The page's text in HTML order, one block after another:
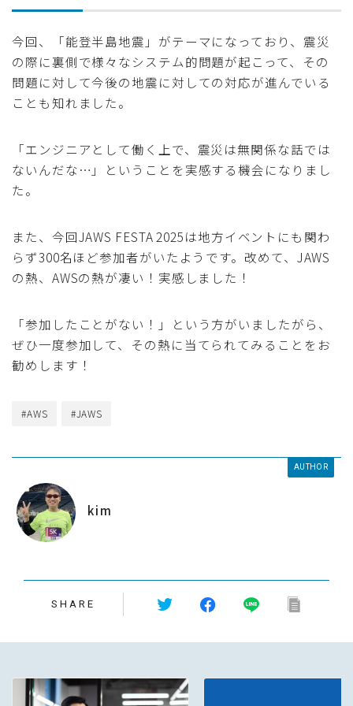
今回、「能登半島地震」がテーマになっており、震災
の際に裏側で様々なシステム的問題が起こって、その
問題に対して今後の地震に対しての対応が進んでいる
ことも知れました。
「エンジニアとして働く上で、震災は無関係な話では
ないんだな…」ということを実感する機会になりまし
た。
また、今回JAWS FESTA 2025は地方イベントにも関わ
らず300名ほど参加者がいたようです。改めて、JAWS
の熱、AWSの熱が凄い！実感しました！
「参加したことがない！」という方がいましたがら、
ぜひ一度参加して、その熱に当てられてみることをお
勧めします！
#AWS #JAWS
AUTHOR
kim
SHARE